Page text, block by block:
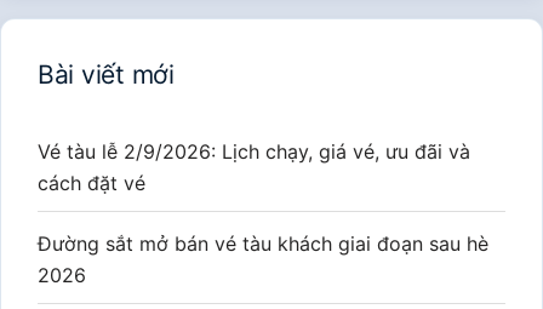
Bài viết mới
Vé tàu lễ 2/9/2026: Lịch chạy, giá vé, ưu đãi và
cách đặt vé
Đường sắt mở bán vé tàu khách giai đoạn sau hè
2026